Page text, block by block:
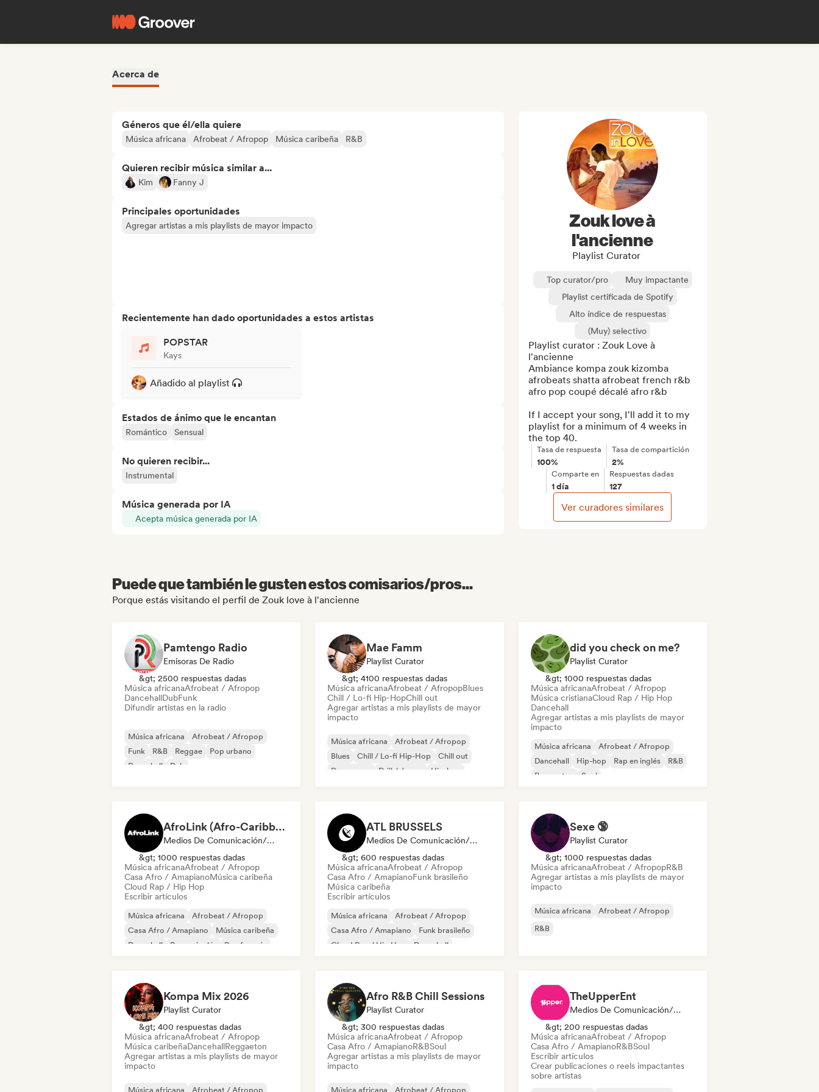
Acerca de
Géneros que él/ella quiere
Música africana Afrobeat / Afropop Música caribeña R&B
Quieren recibir música similar a...
Kim Fanny J
Principales oportunidades
Agregar artistas a mis playlists de mayor impacto
Recientemente han dado oportunidades a estos artistas
POPSTAR
Kays
Añadido al playlist
Estados de ánimo que le encantan
Romántico Sensual
No quieren recibir...
Instrumental
Música generada por IA
Acepta música generada por IA
Zouk love à
l'ancienne
Playlist Curator
Top curator/pro
Muy impactante
Playlist certificada de Spotify
Alto índice de respuestas
(Muy) selectivo
Playlist curator : Zouk Love à
l'ancienne
Ambiance kompa zouk kizomba
afrobeats shatta afrobeat french r&b
afro pop coupé décalé afro r&b
If I accept your song, I'll add it to my
playlist for a minimum of 4 weeks in
the top 40.
Tasa de respuesta
100%
Tasa de compartición
2%
Comparte en
1 día
Respuestas dadas
127
Ver curadores similares
Puede que también le gusten estos comisarios/pros...
Porque estás visitando el perfil de Zouk love à l'ancienne
Pamtengo Radio
Emisoras De Radio
&gt; 2500 respuestas dadas
Música africanaAfrobeat / Afropop
DancehallDubFunk
Difundir artistas en la radio
Música africana
Afrobeat / Afropop
Funk
R&B Reggae
Pop urbano
Dancehall
Dub
Mae Famm
Playlist Curator
&gt; 4100 respuestas dadas
Música africanaAfrobeat / AfropopBlues
Chill / Lo-fi Hip-HopChill out
Agregar artistas a mis playlists de mayor
impacto
Música africana
Afrobeat / Afropop
Blues
Chill / Lo-fi Hip-Hop
Chill out
Dream pop
Drill / Jersey Hip-hop
did you check on me?
Playlist Curator
&gt; 1000 respuestas dadas
Música africanaAfrobeat / Afropop
Música cristianaCloud Rap / Hip Hop
Dancehall
Agregar artistas a mis playlists de mayor
impacto
Música africana
Afrobeat / Afropop
Dancehall
Hip-hop Rap en inglés
R&B
Reggaeton
Soul
AfroLink (Afro-Caribbean focus)
Medios De Comunicación/Periodista
&gt; 1000 respuestas dadas
Música africanaAfrobeat / Afropop
Casa Afro / AmapianoMúsica caribeña
Cloud Rap / Hip Hop
Escribir artículos
Música africana
Afrobeat / Afropop
Casa Afro / Amapiano
Música caribeña
Dancehall
Rap en inglés
Rap francés
ATL BRUSSELS
Medios De Comunicación/Periodista
&gt; 600 respuestas dadas
Música africanaAfrobeat / Afropop
Casa Afro / AmapianoFunk brasileño
Música caribeña
Escribir artículos
Música africana
Afrobeat / Afropop
Casa Afro / Amapiano
Funk brasileño
Cloud Rap / Hip Hop
Dancehall
Sexe 🔞
Playlist Curator
&gt; 1000 respuestas dadas
Música africanaAfrobeat / AfropopR&B
Agregar artistas a mis playlists de mayor
impacto
Música africana
Afrobeat / Afropop
R&B
Kompa Mix 2026
Playlist Curator
&gt; 400 respuestas dadas
Música africanaAfrobeat / Afropop
Música caribeñaDancehallReggaeton
Agregar artistas a mis playlists de mayor
impacto
Música africana Afrobeat / Afropop
Afro R&B Chill Sessions
Playlist Curator
&gt; 300 respuestas dadas
Música africanaAfrobeat / Afropop
Casa Afro / AmapianoR&BSoul
Agregar artistas a mis playlists de mayor
impacto
Música africana Afrobeat / Afropop
TheUpperEnt
Medios De Comunicación/Periodista
&gt; 200 respuestas dadas
Música africanaAfrobeat / Afropop
Casa Afro / AmapianoR&BSoul
Escribir artículos
Crear publicaciones o reels impactantes
sobre artistas